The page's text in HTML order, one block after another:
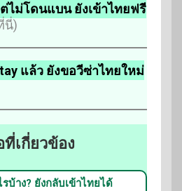
ไม่โดนแบน ยังเข้าไทยฟรี
นี่)
แล้ว ยังขอวีซ่าไทยใหม่
ที่เกี่ยวข้อง
บ้าง? ยังกลับเข้าไทยได้